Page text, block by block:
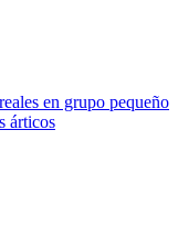
en grupo pequeño
árticos